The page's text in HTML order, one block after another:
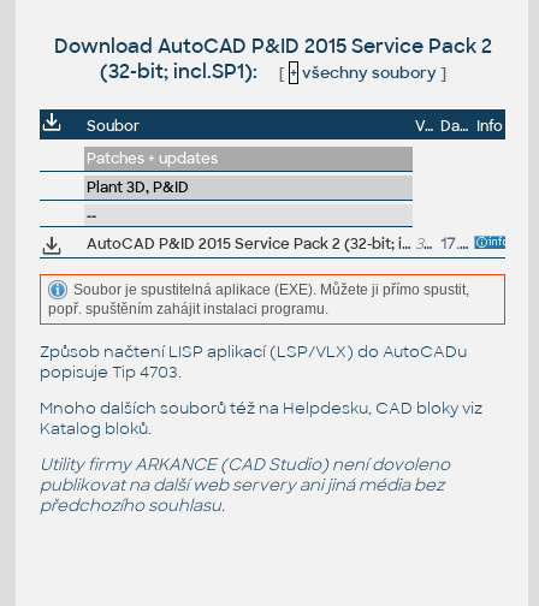
Download AutoCAD P&ID 2015 Service Pack 2
(32-bit; incl.SP1):
[ + všechny soubory]
Soubor Velikost Datum Info
Patches + updates
Plant 3D, P&ID
--
AutoCAD P&ID 2015 Service Pack 2 (32-bit; incl.SP1) 36MB 17.11.2014
Soubor je spustitelná aplikace (EXE). Můžete ji přímo spustit,
popř. spuštěním zahájit instalaci programu.
Způsob načtení LISP aplikací (LSP/VLX) do AutoCADu
popisuje Tip 4703.
Mnoho dalších souborů též na Helpdesku, CAD bloky viz
Katalog bloků.
Utility firmy ARKANCE (CAD Studio) není dovoleno
publikovat na další web servery ani jiná média bez
předchozího souhlasu.